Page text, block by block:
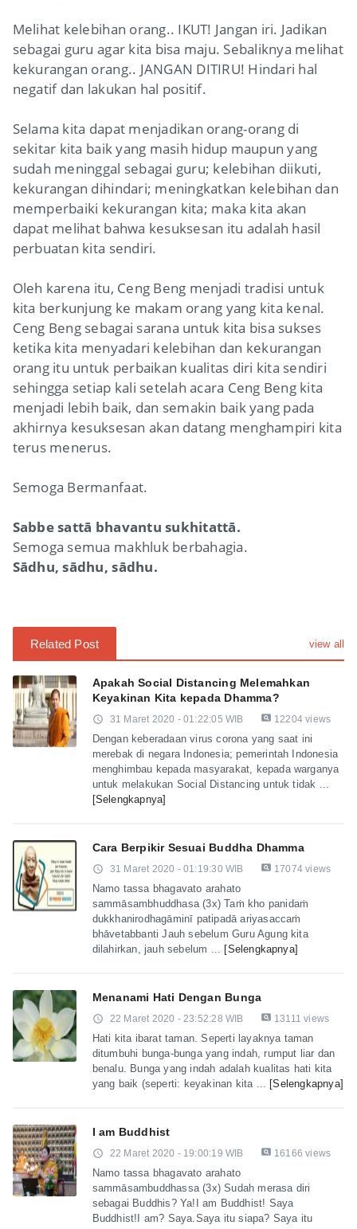
Melihat kelebihan orang.. IKUT! Jangan iri. Jadikan
sebagai guru agar kita bisa maju. Sebaliknya melihat
kekurangan orang.. JANGAN DITIRU! Hindari hal
negatif dan lakukan hal positif.
Selama kita dapat menjadikan orang-orang di
sekitar kita baik yang masih hidup maupun yang
sudah meninggal sebagai guru; kelebihan diikuti,
kekurangan dihindari; meningkatkan kelebihan dan
memperbaiki kekurangan kita; maka kita akan
dapat melihat bahwa kesuksesan itu adalah hasil
perbuatan kita sendiri.
Oleh karena itu, Ceng Beng menjadi tradisi untuk
kita berkunjung ke makam orang yang kita kenal.
Ceng Beng sebagai sarana untuk kita bisa sukses
ketika kita menyadari kelebihan dan kekurangan
orang itu untuk perbaikan kualitas diri kita sendiri
sehingga setiap kali setelah acara Ceng Beng kita
menjadi lebih baik, dan semakin baik yang pada
akhirnya kesuksesan akan datang menghampiri kita
terus menerus.
Semoga Bermanfaat.
Sabbe sattā bhavantu sukhitattā.
Semoga semua makhluk berbahagia.
Sādhu, sādhu, sādhu.
Related Post view all
Apakah Social Distancing Melemahkan
Keyakinan Kita kepada Dhamma?
access_time 31 Maret 2020 - 01:22:05 WIB pageview 12204 views
Dengan keberadaan virus corona yang saat ini
merebak di negara Indonesia; pemerintah Indonesia
menghimbau kepada masyarakat, kepada warganya
untuk melakukan Social Distancing untuk tidak ...
[Selengkapnya]
Cara Berpikir Sesuai Buddha Dhamma
access_time 31 Maret 2020 - 01:19:30 WIB pageview 17074 views
Namo tassa bhagavato arahato
sammāsambhuddhasa (3x) Taṁ kho panidaṁ
dukkhanirodhagāminī patipadā ariyasaccaṁ
bhāvetabbanti Jauh sebelum Guru Agung kita
dilahirkan, jauh sebelum ... [Selengkapnya]
Menanami Hati Dengan Bunga
access_time 22 Maret 2020 - 23:52:28 WIB pageview 13111 views
Hati kita ibarat taman. Seperti layaknya taman
ditumbuhi bunga-bunga yang indah, rumput liar dan
benalu. Bunga yang indah adalah kualitas hati kita
yang baik (seperti: keyakinan kita ... [Selengkapnya]
I am Buddhist
access_time 22 Maret 2020 - 19:00:19 WIB pageview 16166 views
Namo tassa bhagavato arahato
sammāsambuddhassa (3x) Sudah merasa diri
sebagai Buddhis? Ya!I am Buddhist! Saya
Buddhist!I am? Saya.Saya itu siapa? Saya itu